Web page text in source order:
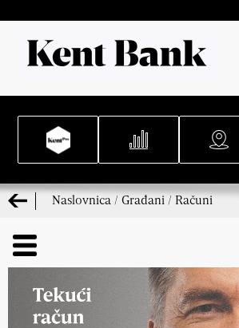
Naslovnica / Građani / Računi